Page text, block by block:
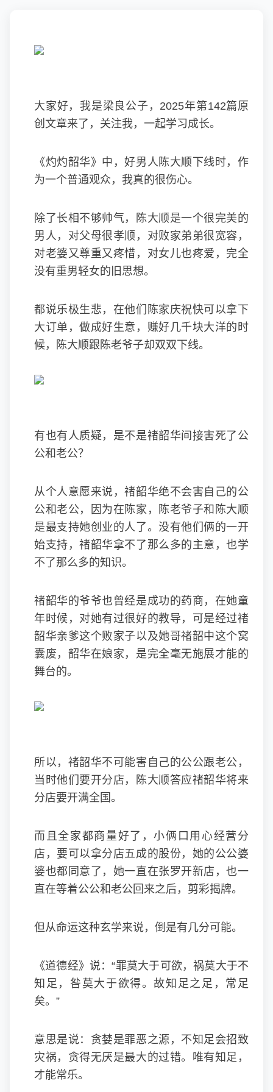
大家好，我是梁良公子，2025年第142篇原
创文章来了，关注我，一起学习成长。
《灼灼韶华》中，好男人陈大顺下线时，作
为一个普通观众，我真的很伤心。
除了长相不够帅气，陈大顺是一个很完美的
男人，对父母很孝顺，对败家弟弟很宽容，
对老婆又尊重又疼惜，对女儿也疼爱，完全
没有重男轻女的旧思想。
都说乐极生悲，在他们陈家庆祝快可以拿下
大订单，做成好生意，赚好几千块大洋的时
候，陈大顺跟陈老爷子却双双下线。
有也有人质疑，是不是禇韶华间接害死了公
公和老公？
从个人意愿来说，禇韶华绝不会害自己的公
公和老公，因为在陈家，陈老爷子和陈大顺
是最支持她创业的人了。没有他们俩的一开
始支持，禇韶华拿不了那么多的主意，也学
不了那么多的知识。
禇韶华的爷爷也曾经是成功的药商，在她童
年时候，对她有过很好的教导，可是经过禇
韶华亲爹这个败家子以及她哥禇韶中这个窝
囊废，韶华在娘家，是完全毫无施展才能的
舞台的。
所以，禇韶华不可能害自己的公公跟老公，
当时他们要开分店，陈大顺答应禇韶华将来
分店要开满全国。
而且全家都商量好了，小俩口用心经营分
店，要可以拿分店五成的股份，她的公公婆
婆也都同意了，她一直在张罗开新店，也一
直在等着公公和老公回来之后，剪彩揭牌。
但从命运这种玄学来说，倒是有几分可能。
《道德经》说：“罪莫大于可欲，祸莫大于不
知足，咎莫大于欲得。故知足之足，常足
矣。”
意思是说：贪婪是罪恶之源，不知足会招致
灾祸，贪得无厌是最大的过错。唯有知足，
才能常乐。